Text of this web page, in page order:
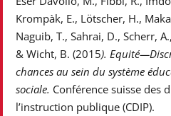
Krompàk, E., Lötscher, H.,
Naguib, T., Sahrai, D., Scherr,
& Wicht, B. (2015).
chances au sein du système
sociale. Conférence suisse des
l’instruction publique (CDIP).